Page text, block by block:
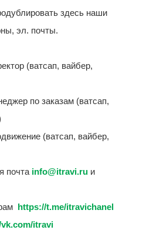
здесь наши
эл. почты.
(ватсап, вайбер,
по заказам (ватсап,
(ватсап, вайбер,
почта info@itravi.ru и
https://t.me/itravichanel
itravi